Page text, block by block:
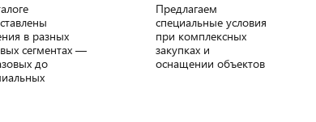
в разных
сегментах —
до
Предлагаем
специальные условия
при комплексных
закупках и
оснащении объектов